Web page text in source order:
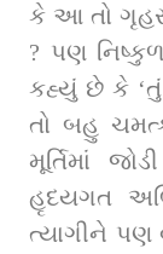
કે આ તો
? પણ
કહ્યું છે કે ‘તું
તો બહુ
મૂર્ત‍િમાં
હૃદયગત
ત્‍યાગીને